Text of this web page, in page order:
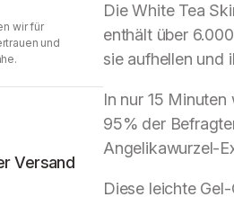
Die White Tea
enthält über
sie aufhellen und
In nur 15
95% der
Angelikawurzel-
Diese leichte
wir für
und
Versand